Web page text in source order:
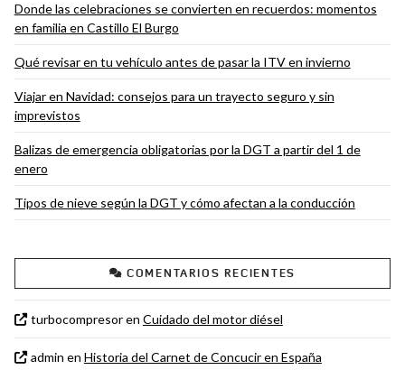
Donde las celebraciones se convierten en recuerdos: momentos
en familia en Castillo El Burgo
Qué revisar en tu vehículo antes de pasar la ITV en invierno
Viajar en Navidad: consejos para un trayecto seguro y sin
imprevistos
Balizas de emergencia obligatorias por la DGT a partir del 1 de
enero
Tipos de nieve según la DGT y cómo afectan a la conducción
COMENTARIOS RECIENTES
turbocompresoren Cuidado del motor diésel
admin en Historia del Carnet de Concucir en España